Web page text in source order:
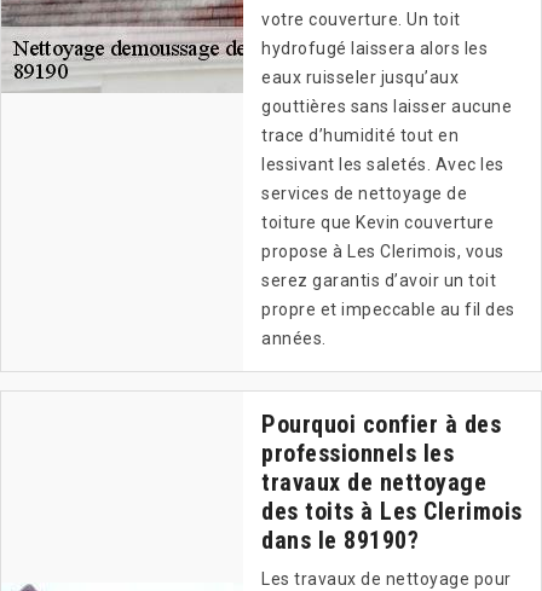
votre couverture. Un toit
hydrofugé laissera alors les
eaux ruisseler jusqu’aux
gouttières sans laisser aucune
trace d’humidité tout en
lessivant les saletés. Avec les
services de nettoyage de
toiture que Kevin couverture
propose à Les Clerimois, vous
serez garantis d’avoir un toit
propre et impeccable au fil des
années.
Pourquoi confier à des
professionnels les
travaux de nettoyage
des toits à Les Clerimois
dans le 89190?
Les travaux de nettoyage pour